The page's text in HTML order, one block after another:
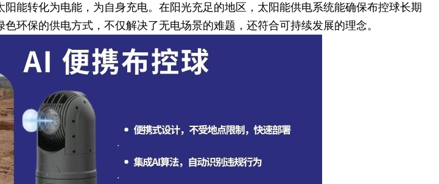
能转化为电能，为自身充电。在阳光充足的地区，太阳能供电系统能确保布控球长期
环保的供电方式，不仅解决了无电场景的难题，还符合可持续发展的理念。